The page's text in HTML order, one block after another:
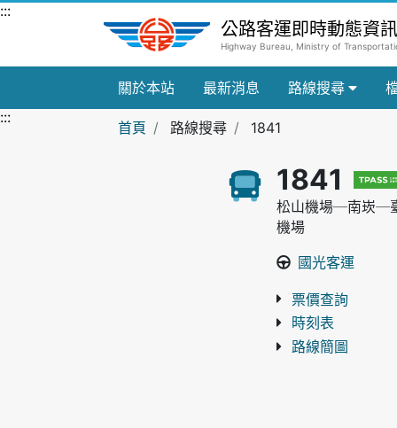
跳到主要內容區
:::
公路客運即時動態資
Highway Bureau, Ministry of
關於本站 最新消息 路線搜尋
:::
首頁 路線搜尋 1841
1841
松山機場─南崁─
機場
國光客運
票價查詢
時刻表
路線簡圖